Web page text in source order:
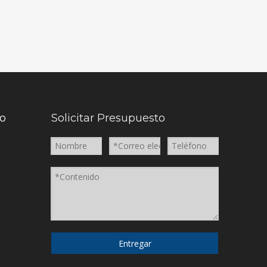
Solicitar Presupuesto
Entregar